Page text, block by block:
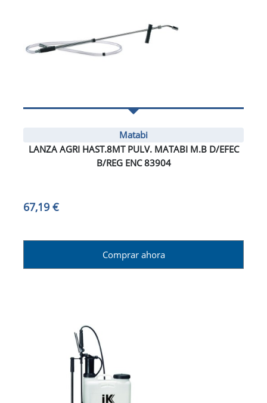
Matabi
LANZA AGRI HAST.8MT PULV. MATABI M.B D/EFEC
B/REG ENC 83904
67,19 €
Comprar ahora